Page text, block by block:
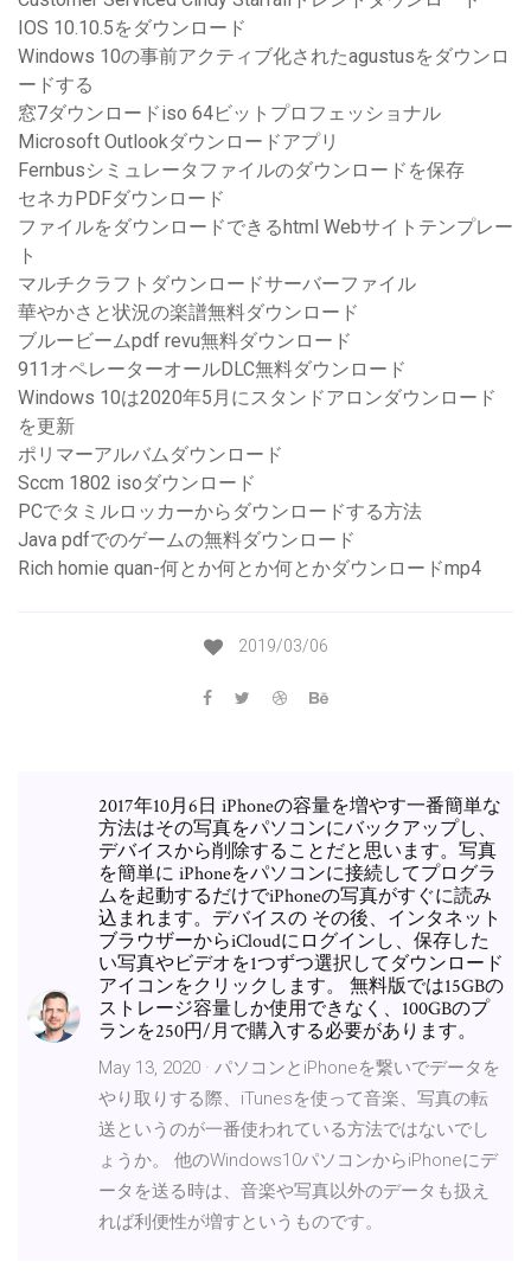
IOS 10.10.5をダウンロード
Windows 10の事前アクティブ化されたagustusをダウンロ
ードする
窓7ダウンロードiso 64ビットプロフェッショナル
Microsoft Outlookダウンロードアプリ
Fernbusシミュレータファイルのダウンロードを保存
セネカPDFダウンロード
ファイルをダウンロードできるhtml Webサイトテンプレー
ト
マルチクラフトダウンロードサーバーファイル
華やかさと状況の楽譜無料ダウンロード
ブルービームpdf revu無料ダウンロード
911オペレーターオールDLC無料ダウンロード
Windows 10は2020年5月にスタンドアロンダウンロード
を更新
ポリマーアルバムダウンロード
Sccm 1802 isoダウンロード
PCでタミルロッカーからダウンロードする方法
Java pdfでのゲームの無料ダウンロード
Rich homie quan-何とか何とか何とかダウンロードmp4
2019/03/06
2017年10月6日 iPhoneの容量を増やす一番簡単な
方法はその写真をパソコンにバックアップし、
デバイスから削除することだと思います。写真
を簡単に iPhoneをパソコンに接続してプログラ
ムを起動するだけでiPhoneの写真がすぐに読み
込まれます。デバイスの その後、インタネット
ブラウザーからiCloudにログインし、保存した
い写真やビデオを1つずつ選択してダウンロード
アイコンをクリックします。 無料版では15GBの
ストレージ容量しか使用できなく、100GBのプ
ランを250円/月で購入する必要があります。
May 13, 2020 · パソコンとiPhoneを繋いでデータを
やり取りする際、iTunesを使って音楽、写真の転
送というのが一番使われている方法ではないでし
ょうか。 他のWindows10パソコンからiPhoneにデ
ータを送る時は、音楽や写真以外のデータも扱え
れば利便性が増すというものです。